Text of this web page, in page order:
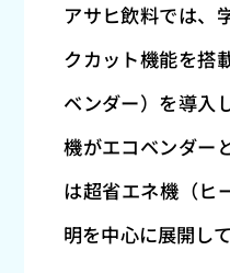
アサヒ飲料では、
クカット機能を搭
ベンダー）を導入し
機がエコベンダー
は超省エネ機（ヒ
明を中心に展開し